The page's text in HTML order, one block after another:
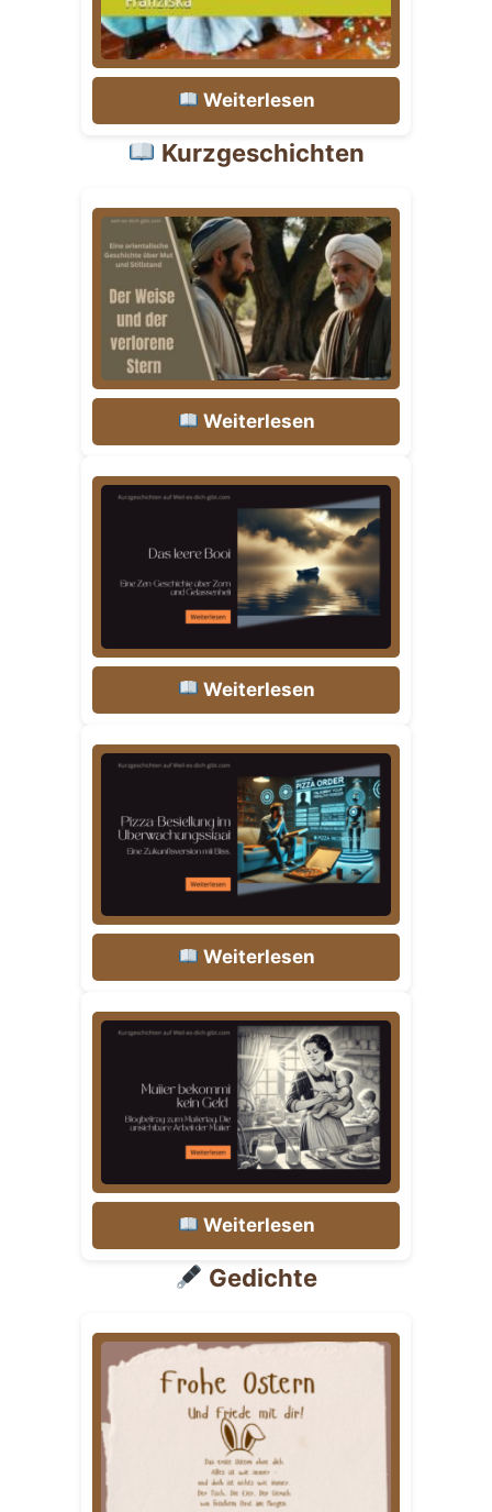
Weiterlesen
Kurzgeschichten
Weiterlesen
Weiterlesen
Weiterlesen
Weiterlesen
Gedichte